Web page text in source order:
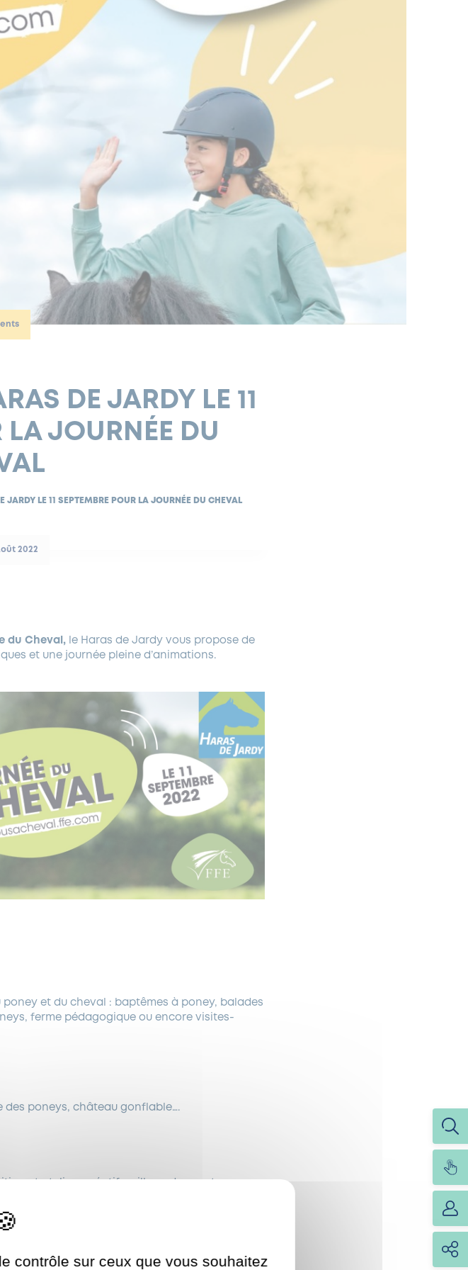
DE JARDY LE 11
LA JOURNÉE DU
JARDY LE 11 SEPTEMBRE POUR LA JOURNÉE DU CHEVAL
2022
du Cheval, le Haras de Jardy vous propose de
et une journée pleine d’animations.
et du cheval : baptêmes à poney, balades
ferme pédagogique ou encore visites-
des poneys, château gonflable….
contrôle sur ceux que vous souhaitez